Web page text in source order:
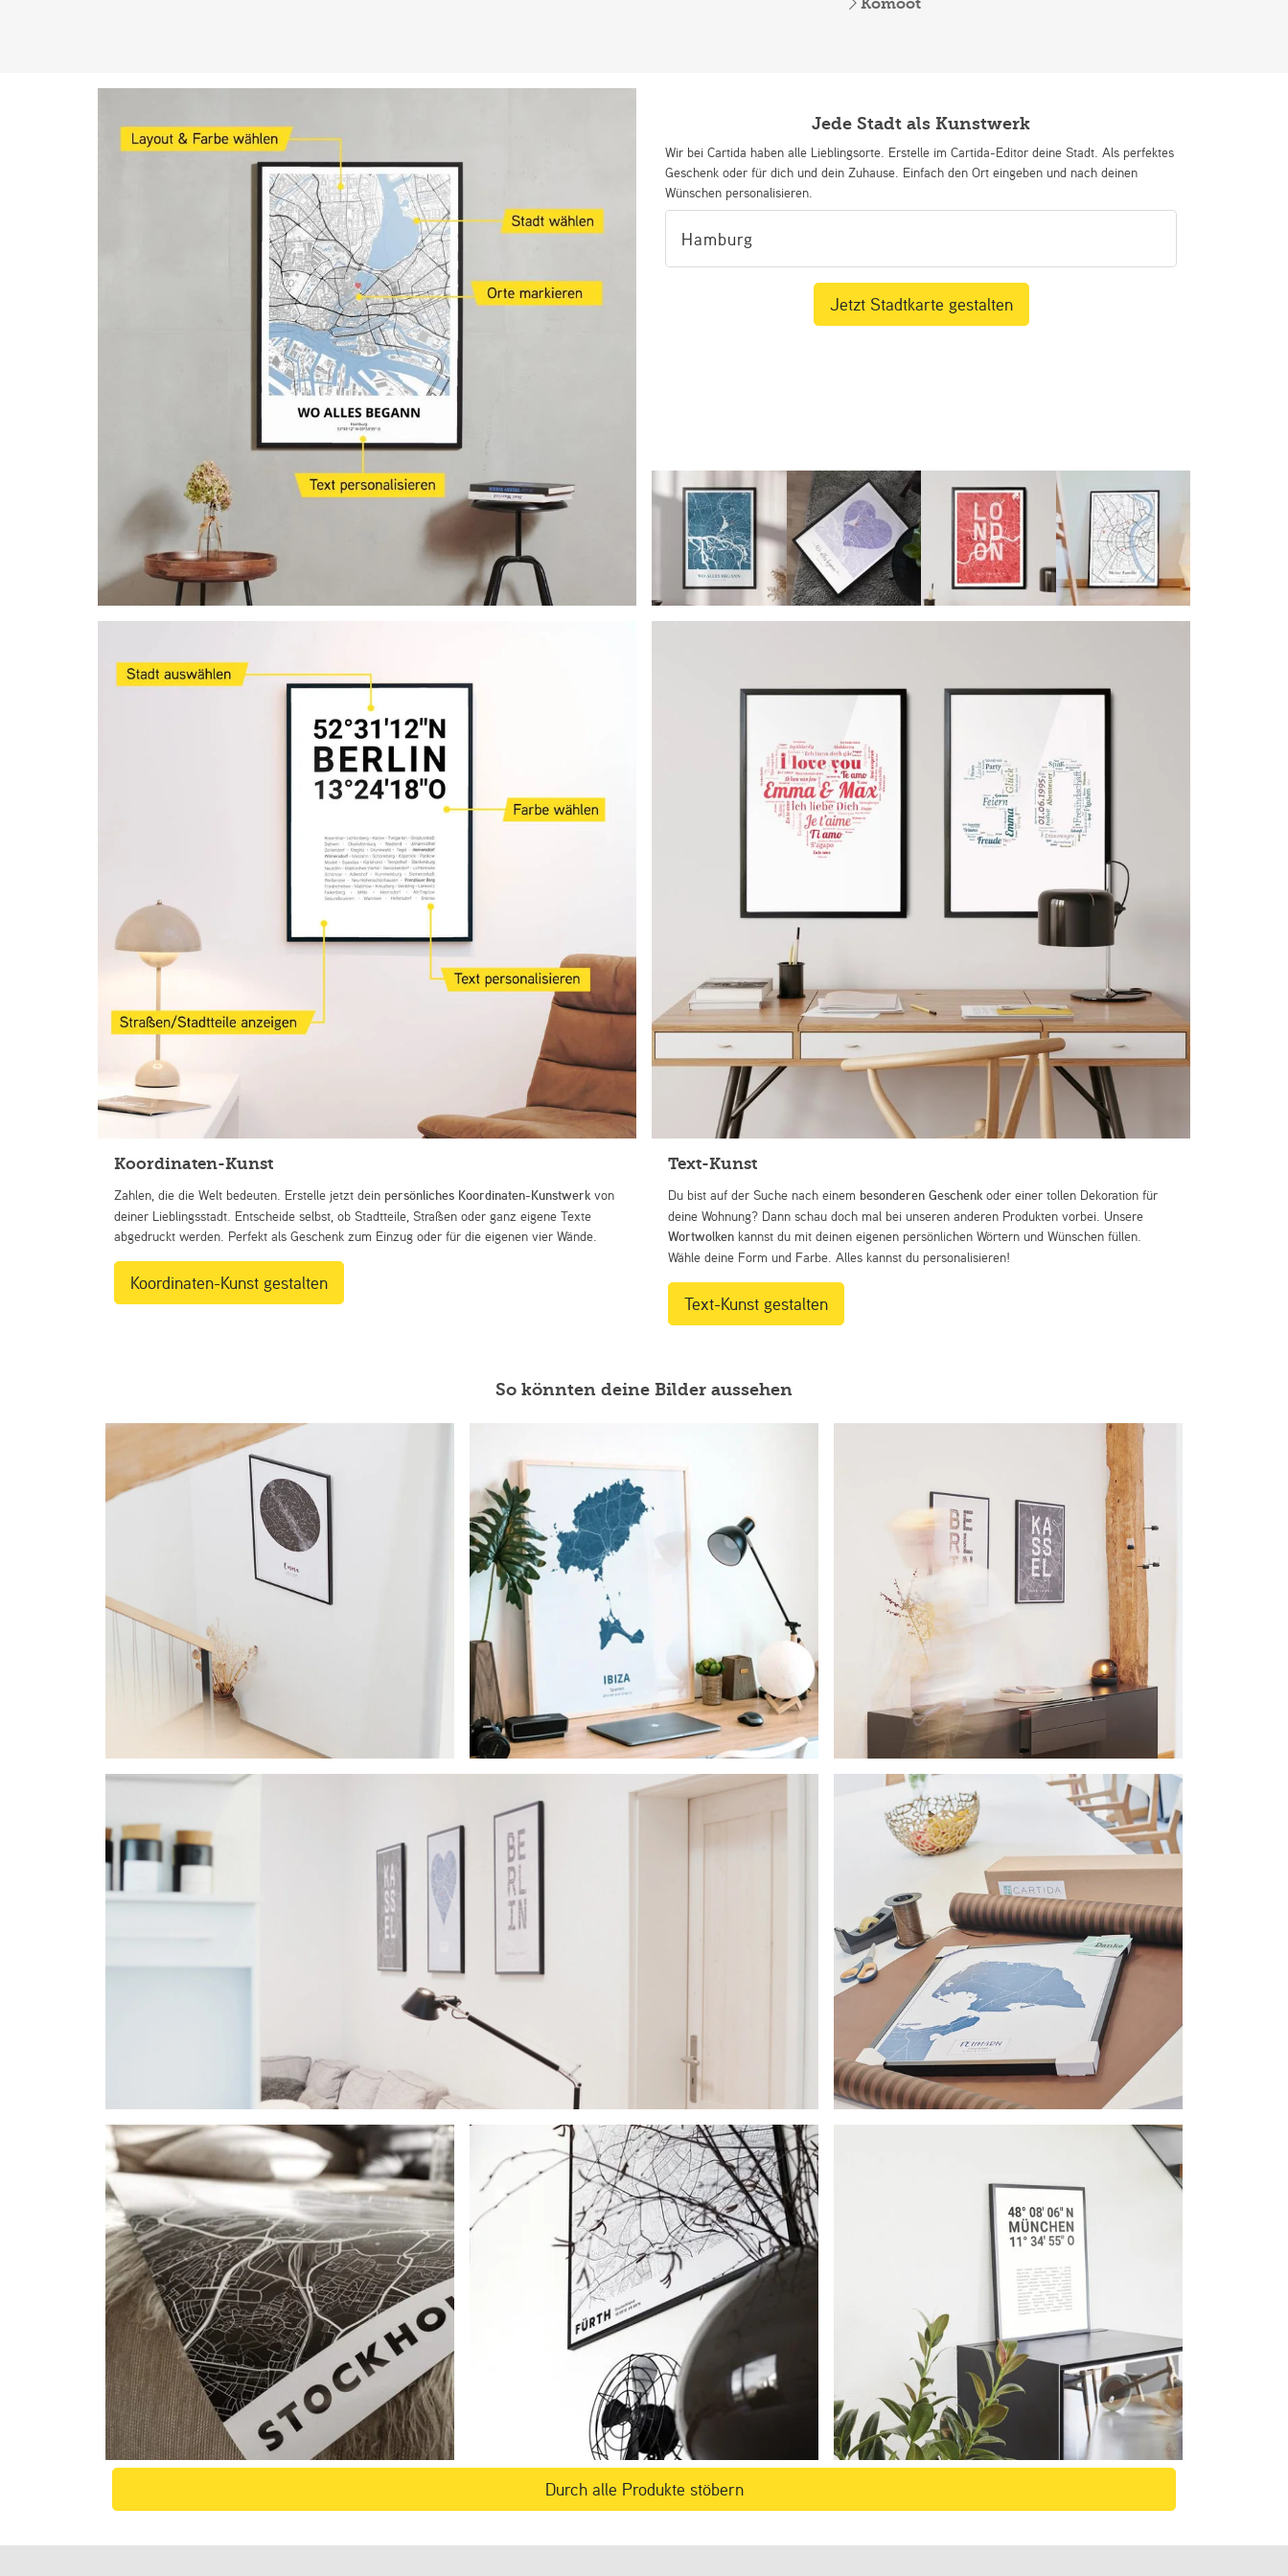
Trainignseinheit in deinem Tagebuch aus und klicke auf
Jede Stadt als Kunstwerk
Wir bei Cartida haben alle Lieblingsorte. Erstelle im Cartida-Editor deine Stadt. Als perfektes
Geschenk oder für dich und dein Zuhause. Einfach den Ort eingeben und nach deinen
Wünschen personalisieren.
Jetzt Stadtkarte gestalten
Koordinaten-Kunst
Zahlen, die die Welt bedeuten. Erstelle jetzt dein persönliches Koordinaten-Kunstwerk von
deiner Lieblingsstadt. Entscheide selbst, ob Stadtteile, Straßen oder ganz eigene Texte
abgedruckt werden. Perfekt als Geschenk zum Einzug oder für die eigenen vier Wände.
Koordinaten-Kunst gestalten
Text-Kunst
Du bist auf der Suche nach einem besonderen Geschenk oder einer tollen Dekoration für
deine Wohnung? Dann schau doch mal bei unseren anderen Produkten vorbei. Unsere
Wortwolken kannst du mit deinen eigenen persönlichen Wörtern und Wünschen füllen.
Wähle deine Form und Farbe. Alles kannst du personalisieren!
Text-Kunst gestalten
So könnten deine Bilder aussehen
Durch alle Produkte stöbern